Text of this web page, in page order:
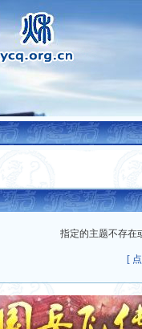
指定的主题不存在
[